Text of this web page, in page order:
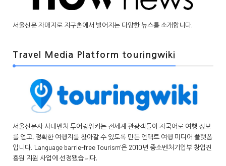
서울신문 자매지로 지구촌에서 벌어지는 다양한 뉴스를 소개합니다.
Travel Media Platform touringwiki
서울신문사 사내벤처 투어링위키는 전세계 관광객들이 자국어로 여행 정보
를 얻고, 정확한 여행지를 찾아갈 수 있도록 만든 언택트 여행 미디어 플랫폼
입니다. 'Language barrie-free Tourism'은 2010년 중소벤처기업부 창업진
흥원 지원 사업에 선정됐습니다.